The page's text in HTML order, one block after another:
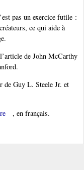
pas un exercice futile :
ce qui aide à
de John McCarthy
de Guy L. Steele Jr. et
, en français.